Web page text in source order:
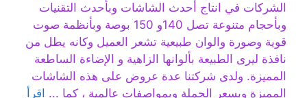
الشركات في انتاج أحدث الشاشات وبأحدث التقنيات
وبأحجام متنوعة تصل 140و 150 بوصة وبأنظمة صوت
قوية وصورة والوان طبيعية تشعر العميل وكانه يطل من
نافذة ليرى الطبيعة بألوانها الزاهية و الإضاءة الساطعة
المميزة. ولدى شركتنا عدة عروض على هذه الشاشات
المميزة وبسعر الجملة وبمواصفات عالمية ، كما ... اقرأ